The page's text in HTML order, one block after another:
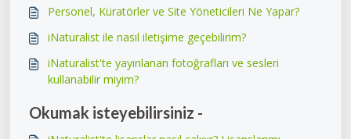
Personel, Küratörler ve Site Yöneticileri Ne Yapar?
iNaturalist ile nasıl iletişime geçebilirim?
iNaturalist'te yayınlanan fotoğrafları ve sesleri
kullanabilir miyim?
Okumak isteyebilirsiniz -